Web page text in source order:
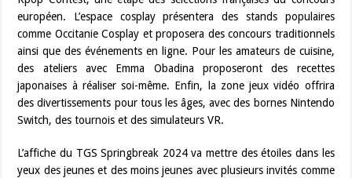
européen. L’espace cosplay présentera des stands populaires
comme Occitanie Cosplay et proposera des concours traditionnels
ainsi que des événements en ligne. Pour les amateurs de cuisine,
des ateliers avec Emma Obadina proposeront des recettes
japonaises à réaliser soi-même. Enfin, la zone jeux vidéo offrira
des divertissements pour tous les âges, avec des bornes Nintendo
Switch, des tournois et des simulateurs VR.
L’affiche du TGS Springbreak 2024 va mettre des étoiles dans les
yeux des jeunes et des moins jeunes avec plusieurs invités comme